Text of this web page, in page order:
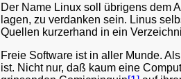
Der Name Linux soll übrigens dem
lagen, zu verdanken sein. Linus
Quellen kurzerhand in ein
Freie Software ist in aller Munde.
ist. Nicht nur, daß kaum eine